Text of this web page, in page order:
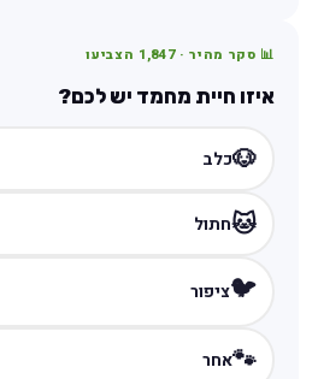
📊 סקר מהיר · 1,847הצביעו
איזו חיית מחמד יש לכם?
🐶כלב
🐱חתול
🐦ציפור
🐾אחר